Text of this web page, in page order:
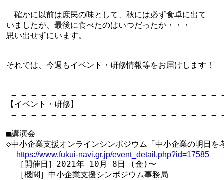
確かに以前は庶民の味として、秋には必ず食卓に出て
いましたが、最後に食べたのはいつだったか・・・
思い出せずにいます。
それでは、今週もイベント・研修情報等をお届けします！
-=-=-=-=-=-=-=-=-=-=-=-=-=-=-=-=-=-=-=-=-
【イベント・研修】
-=-=-=-=-=-=-=-=-=-=-=-=-=-=-=-=-=-=-=-=-
■講演会
◇中小企業支援オンラインシンポジウム「中小企業の明日を
https://www.fukui-navi.gr.jp/event_detail.php?id=17585
  ［開催日］2021年 10月 8日 (金)〜
  ［機関］中小企業支援シンポジウム事務局